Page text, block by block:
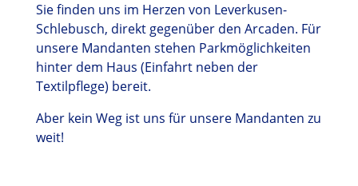
Sie finden uns im Herzen von Leverkusen-
Schlebusch, direkt gegenüber den Arcaden. Für
unsere Mandanten stehen Parkmöglichkeiten
hinter dem Haus (Einfahrt neben der
Textilpflege) bereit.
Aber kein Weg ist uns für unsere Mandanten zu
weit!